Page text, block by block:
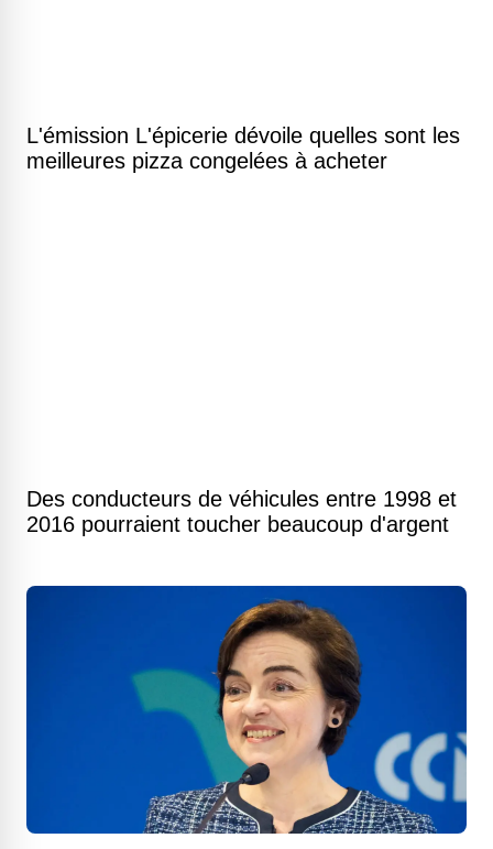
L'émission L'épicerie dévoile quelles sont les
meilleures pizza congelées à acheter
Des conducteurs de véhicules entre 1998 et
2016 pourraient toucher beaucoup d'argent